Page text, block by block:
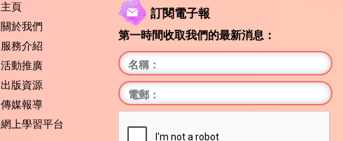
主頁
關於我們
服務介紹
活動推廣
出版資源
傳媒報導
網上學習平台
訂閱電子報
第一時間收取我們的最新消息：